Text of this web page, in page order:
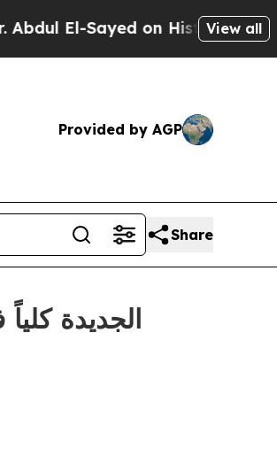
Sayed on Historic Michigan
View all
Provided by AGP
Share